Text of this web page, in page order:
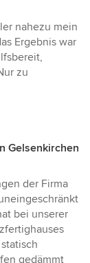
nahezu mein
Ergebnis war
zu
Gelsenkirchen
der Firma
bei unserer
gedämmt